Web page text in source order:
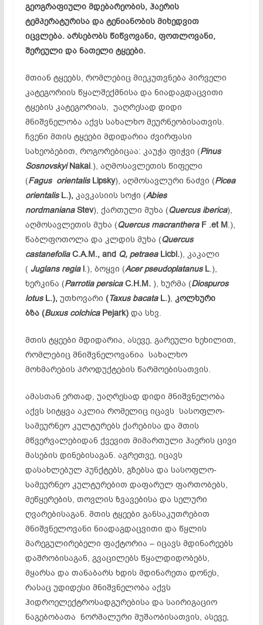
გეოგრაფიული მდებარეობის, ჰაერის
ტემპერატურისა და ტენიანობის მიხედვით
იცვლება. არსებობს წიწვოვანი, ფოთლოვანი,
შერეული და ნათელი ტყეები.
მთიან ტყეებს, რომლებიც მიეკუთვნება პირველი
კატეგორიის წყალშექმნისა და ნიადაგდაცვითი
ტყების კატეგორიას, უაღრესად დიდი
მნიშვნელობა აქვს სახალხო მეურნეობისათვის.
ჩვენი მთის ტყეები მდიდარია ძვირფასი
სახეობებით, როგორებიცაა: კაუჭა ფიჭვი (Pinus
Sosnovskyi Nakai.), აღმოსავლეთის წიფელი
(Fagus orientalisLipsky), აღმოსავლური ნაძვი (Picea
orientalisL.),კავკასიის სოჭი (Abies
nordmanianaStev), ქართული მუხა (Quercus iberica),
აღმოსავლეთის მუხა (Quercus macrantheraF .et M.),
წაბლფოთოლა და კლდის მუხა (Quercus
castanefoliaC.A.M., and Q, petraeaLicbl.), კაკალი
( Juglans regial.), ბოყვი (Acer pseudoplatanusL.),
ხერკინა (Parrotia persicaC.H.M.), ხურმა (Diospuros
lotusL.),უთხოვარი (Taxus bacataL.), კოლხური
ბზა(Buxus colchica Pejark)და სხვ.
მთის ტყეები მდიდარია, ასევე, გარეული ხეხილით,
რომლებიც მნიშვნელოვანია სახალხო
მოხმარების პროდუქტების წარმოებისათვის.
ამასთან ერთად, უაღრესად დიდი მნიშვნელობა
აქვს სიტყვა აკლია რომელიც იცავს სასოფლო-
სამეურნეო კულტურებს ქარებისა და მთის
მწვერვალებიდან ქვევით მიმართული ჰაერის ცივი
მასების დინებისაგან. აგრეთვე, იცავს
დასახლებულ პუნქტებს, გზებსა და სასოფლო-
სამეურნეო კულტურებით დაფარულ ფართობებს,
მეწყერების, თოვლის ზვავებისა და სელური
ღვარებისაგან. მთის ტყეები განსაკუთრებით
მნიშვნელოვანი ნიადაგდაცვითი და წყლის
მარეგულირებელი ფაქტორია – იცავს მდინარეებს
დაშრობისაგან, გვაცილებს წყალდიდობებს,
მყარსა და თანაბარს ხდის მდინარეთა დონეს,
რასაც უდიდესი მნიშვნელობა აქვს
ჰიდროელექტროსადგურებისა და საირიგაციო
ნაგებობათა ნორმალური მუშაობისათვის, ასევე,